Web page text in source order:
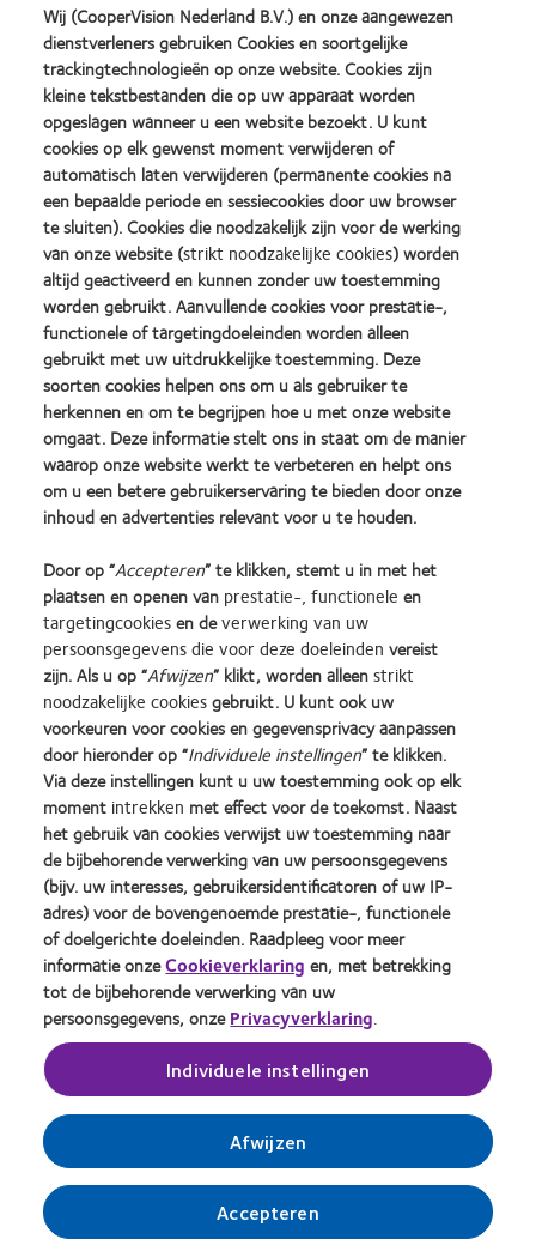
Adres
Campagne materiaal
Vul hier in welke materialen u graag zou ontvangen. Indien u het in meerdere winkels
wilt ontvangen kunt u dit onderaan bij de opmerkingen vermelden.
Uw Business Development Manager
Opmerkingen
Learn
more
about
Silmo
d’Or
product
award
met
MyDay™
(2013)
Learn
more
about
Contact
Lens
Product
of
the
Year
(2013)
Learn
more
about
2012
&
2010
Best
Companies
for
Leaders
(2012)
Learn
more
about
2011
Best
Factory
Awards
(2011)
Learn
more
about
ODMA
2011
(2011)
Learn
more
about
2012
REBRAND
100®
Global
Award
(2012)
Learn
more
about
BCLA
Industry
Award
Winner
Onze producten
Contact
Privacybeleid
Cookie beleid
Servicevoorwaarden
Beleid ten aanzien van
opmerkingen
Site voor consumenten
Toestemmingsvoorkeuren
beheren
Inloggen
Nederland (Netherlands)
© 2026CooperVision|
Onderdeel vanCooperCompanies
Wij (CooperVision Nederland B.V.) en onze aangewezen
dienstverleners gebruiken Cookies en soortgelijke
trackingtechnologieën op onze website. Cookies zijn
kleine tekstbestanden die op uw apparaat worden
opgeslagen wanneer u een website bezoekt. U kunt
cookies op elk gewenst moment verwijderen of
automatisch laten verwijderen (permanente cookies na
een bepaalde periode en sessiecookies door uw browser
te sluiten). Cookies die noodzakelijk zijn voor de werking
van onze website (strikt noodzakelijke cookies) worden
altijd geactiveerd en kunnen zonder uw toestemming
worden gebruikt. Aanvullende cookies voor prestatie-,
functionele of targetingdoeleinden worden alleen
gebruikt met uw uitdrukkelijke toestemming. Deze
soorten cookies helpen ons om u als gebruiker te
herkennen en om te begrijpen hoe u met onze website
omgaat. Deze informatie stelt ons in staat om de manier
waarop onze website werkt te verbeteren en helpt ons
om u een betere gebruikerservaring te bieden door onze
inhoud en advertenties relevant voor u te houden.
Door op “Accepteren” te klikken, stemt u in met het
plaatsen en openen van prestatie-, functionele en
targetingcookiesen deverwerking van uw
persoonsgegevens die voor deze doeleinden vereist
zijn. Als u op “Afwijzen” klikt, worden alleenstrikt
noodzakelijke cookiesgebruikt. U kunt ook uw
voorkeuren voor cookies en gegevensprivacy aanpassen
door hieronder op “Individuele instellingen” te klikken.
Via deze instellingen kunt u uw toestemming ook op elk
moment intrekken met effect voor de toekomst. Naast
het gebruik van cookies verwijst uw toestemming naar
de bijbehorende verwerking van uw persoonsgegevens
(bijv. uw interesses, gebruikersidentificatoren of uw IP-
adres) voor de bovengenoemde prestatie-, functionele
of doelgerichte doeleinden. Raadpleeg voor meer
informatie onzeCookieverklaring en, met betrekking
tot de bijbehorende verwerking van uw
persoonsgegevens, onzePrivacyverklaring.
Individuele instellingen
Afwijzen
Accepteren